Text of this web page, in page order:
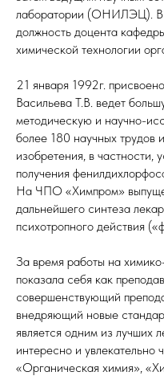
лаборатории (ОНИЛЭЦ). В
должность доцента
химической технологии
21 января 1992г.
Васильева Т.В. ведет
методическую и научно-
более 180 научных трудов
изобретения, в частности,
получения
На ЧПО «Химпром»
дальнейшего синтеза
психотропного действия
За время работы на
показала себя как
совершенствующий
внедряющий новые
является одним из лучших
интересно и увлекательно
«Органическая химия»,